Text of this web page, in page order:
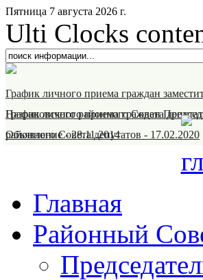
Пятница 7 августа 2026 г.
Ulti Clocks
График личного приема граждан
Назрановского районного Совета
График личного приема граждан
районного Совета депутатов - 17.02.2020
Объявление-28.11.2014
Главная
Районный